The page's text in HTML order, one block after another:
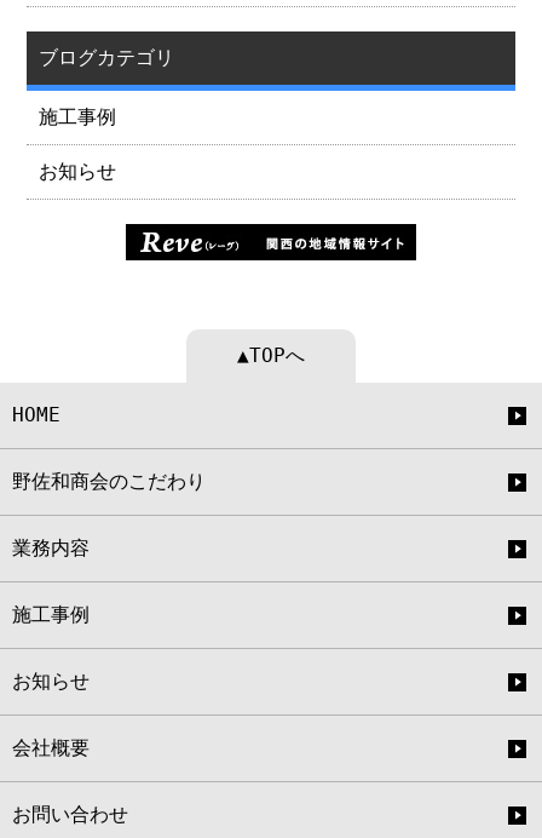
ブログカテゴリ
施工事例
お知らせ
▲TOPへ
HOME
野佐和商会のこだわり
業務内容
施工事例
お知らせ
会社概要
お問い合わせ